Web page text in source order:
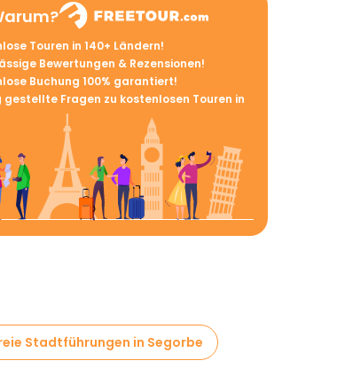
Touren in 140+ Ländern!
Bewertungen & Rezensionen!
Buchung 100% garantiert!
gestellte Fragen zu kostenlosen Touren in
Stadtführungen in Segorbe